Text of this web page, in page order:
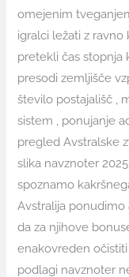
omejenim
igralci ležati z ravno
pretekli čas stopnja
presodi zemljišče
število postajališč ,
sistem , ponujanje
pregled Avstralske
slika navznoter
spoznamo
Avstralija
da za njihove
enakovreden
podlagi navznoter